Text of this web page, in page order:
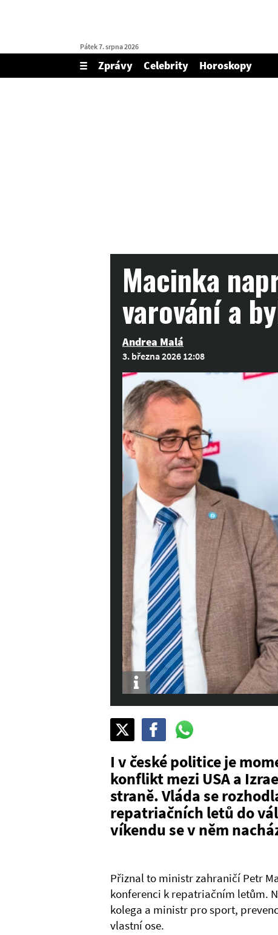
Pátek 7. srpna 2026
Zobrazit/skrýt
menu
Zprávy Celebrity
Horoskopy
Macinka
varování a
Andrea Malá
3. března 2026 12:08
Info
Pošli
na
Pošli
na
FacebookWhatsAppu
I v české politice je
konflikt mezi USA a
straně. Vláda se
repatriačních letů do
víkendu se v něm
Přiznal to ministr zahraničí Petr
konferenci k repatriačním letům.
kolega a ministr pro sport,
vlastní ose.